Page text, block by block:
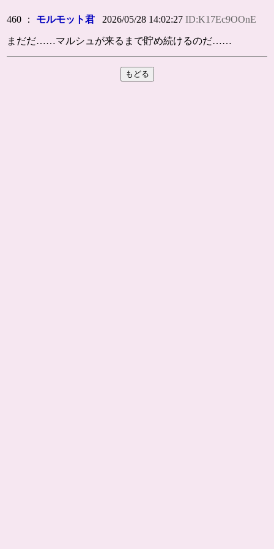
460 ： モルモット君 2026/05/28 14:02:27ID:K17Ec9OOnE
まだだ……マルシュが来るまで貯め続けるのだ……